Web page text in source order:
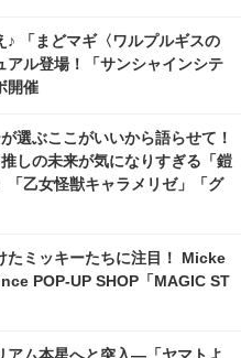
♪ 「まどマギ〈ワルプルギスの
アル登場！「サンシャインシテ
開催
選ぶここがいいから語らせて！
しの未来が気になりすぎる「鎧
「乙女怪獣キャラメリゼ」「グ
たミッキーたちに注目！ Micke
POP-UP SHOP「MAGIC ST
アム本星へと突入―「ヤマトよ